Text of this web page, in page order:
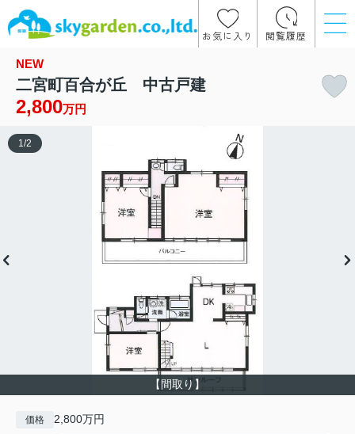
お気に入り 閲覧履歴
NEW
二宮町百合が丘 中古戸建
2,800万円
【間取り】
1 /2
価格 2,800万円